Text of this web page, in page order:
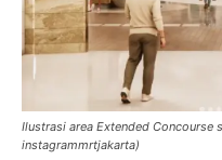
Ilustrasi area Extended Concourse
instagrammrtjakarta)